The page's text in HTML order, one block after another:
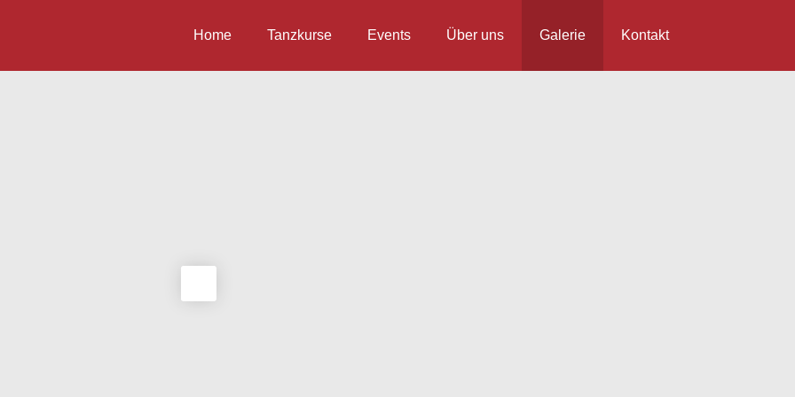
Home Tanzkurse Events Über uns Galerie Kontakt